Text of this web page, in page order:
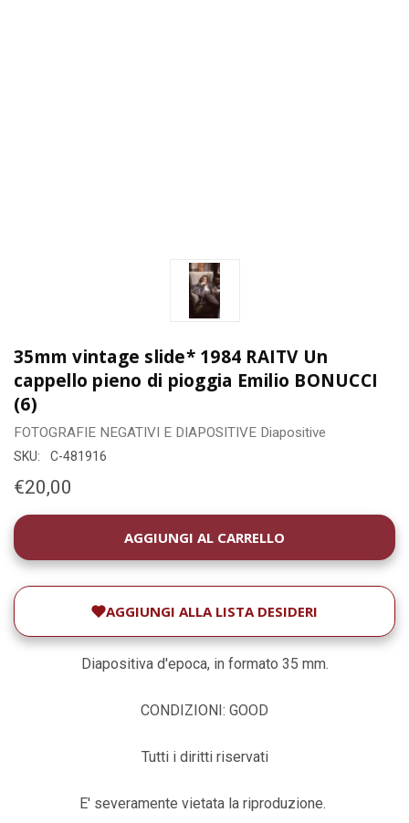
35mm vintage slide* 1984 RAITV Un
cappello pieno di pioggia Emilio BONUCCI
(6)
FOTOGRAFIE NEGATIVI E DIAPOSITIVE Diapositive
SKU: C-481916
€20,00
DISPONIBILITÀ
ATTUALE:
AGGIUNGI ALLA LISTA DESIDERI
Diapositiva d'epoca, in formato 35 mm.
CONDIZIONI: GOOD
Tutti i diritti riservati
E' severamente vietata la riproduzione.